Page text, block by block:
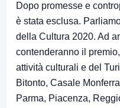
Dopo promesse e
è stata esclusa.
della Cultura 2020. Ad
contenderanno il
attività culturali e del
Bitonto, Casale
Parma, Piacenza,